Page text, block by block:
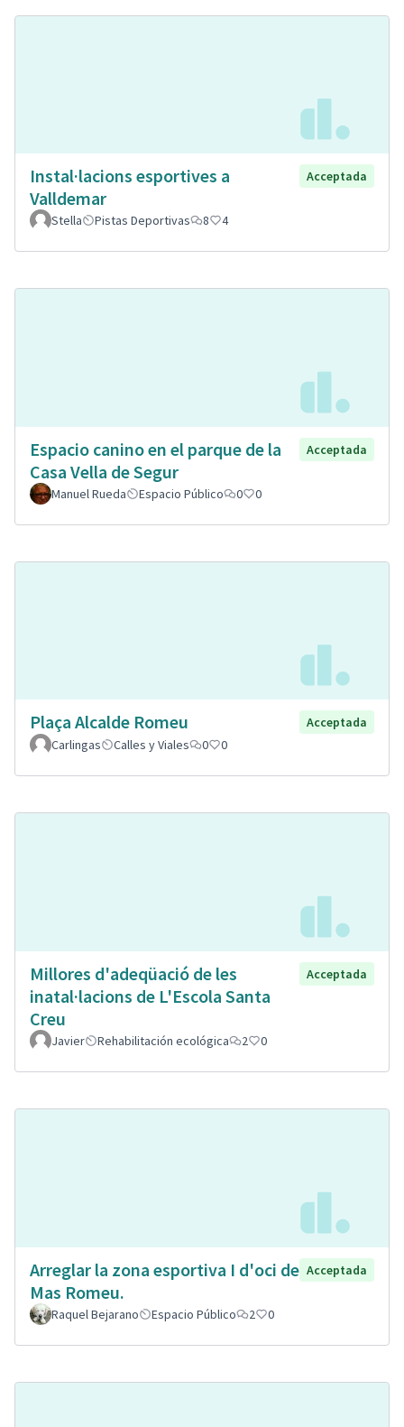
Instal·lacions esportives a
Valldemar
Acceptada
Stella Pistas Deportivas 8 4
Espacio canino en el parque de la
Casa Vella de Segur
Acceptada
Manuel Rueda Espacio Público 0 0
Plaça Alcalde Romeu
Acceptada
Carlingas
Calles y Viales 0 0
Millores d'adeqüació de les
inatal·lacions de L'Escola Santa
Creu
Acceptada
Javier Rehabilitación ecológica 2 0
Arreglar la zona esportiva I d'oci de
Mas Romeu.
Acceptada
Raquel Bejarano Espacio Público 2 0